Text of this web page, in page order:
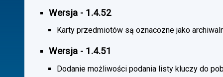
Wersja - 1.4.52
Karty przedmiotów są oznacozne jako
Wersja - 1.4.51
Dodanie możliwości podania listy kluczy do